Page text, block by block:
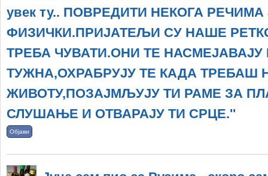
увек ту.. ПОВРЕДИТИ НЕКОГА
ФИЗИЧКИ.ПРИЈАТЕЉИ СУ НАШЕ
ТРЕБА ЧУВАТИ.ОНИ ТЕ НАСМЕЈАВАЈУ
ТУЖНА,ОХРАБРУЈУ ТЕ КАДА ТРЕБАШ
ЖИВОТУ,ПОЗАЈМЉУЈУ ТИ РАМЕ ЗА
СЛУШАЊЕ И ОТВАРАЈУ ТИ СРЦЕ.''
Објави